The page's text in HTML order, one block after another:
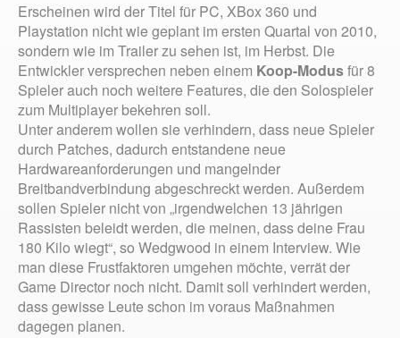
Erscheinen wird der Titel für PC, XBox 360 und
Playstation nicht wie geplant im ersten Quartal von 2010,
sondern wie im Trailer zu sehen ist, im Herbst. Die
Entwickler versprechen neben einem Koop-Modusfür 8
Spieler auch noch weitere Features, die den Solospieler
zum Multiplayer bekehren soll.
Unter anderem wollen sie verhindern, dass neue Spieler
durch Patches, dadurch entstandene neue
Hardwareanforderungen und mangelnder
Breitbandverbindung abgeschreckt werden. Außerdem
sollen Spieler nicht von „irgendwelchen 13 jährigen
Rassisten beleidt werden, die meinen, dass deine Frau
180 Kilo wiegt“, so Wedgwood in einem Interview. Wie
man diese Frustfaktoren umgehen möchte, verrät der
Game Director noch nicht. Damit soll verhindert werden,
dass gewisse Leute schon im voraus Maßnahmen
dagegen planen.